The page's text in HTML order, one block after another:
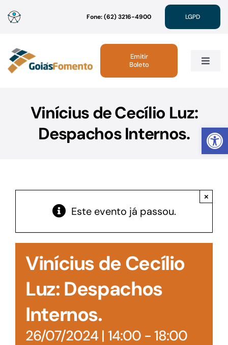
Abrir
para
conteúdo
Fone: (62) 3216-4900 LGPD
Toggle
Linhas de Crédito
Acesso à Informação
Emitir
Boleto
Vinícius de Cecílio Luz:
Despachos Internos.
Este evento já passou.
×
Vinícius de Cecílio
Luz: Despachos
Internos.
26/07/2024 | 14:00- 18:00